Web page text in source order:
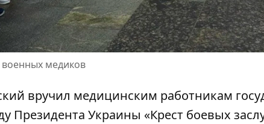
медиков
вручил медицинским работникам
Президента Украины «Крест боевых